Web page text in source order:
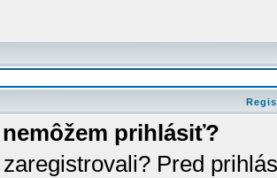
nemôžem prihlásiť?
Pred